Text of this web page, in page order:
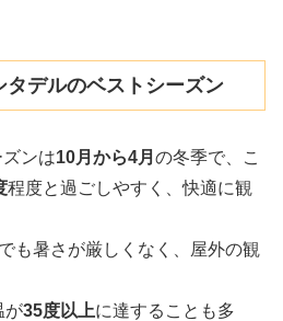
タデルのベストシーズン
ンは10月から4月 の冬季で、こ
程度と過ごしやすく、快適に観
も暑さが厳しくなく、屋外の観
が35度以上に達することも多